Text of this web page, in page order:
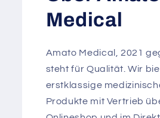
Medical
Amato Medical, 2021
steht für Qualität. Wir
erstklassige
Produkte mit Vertrieb